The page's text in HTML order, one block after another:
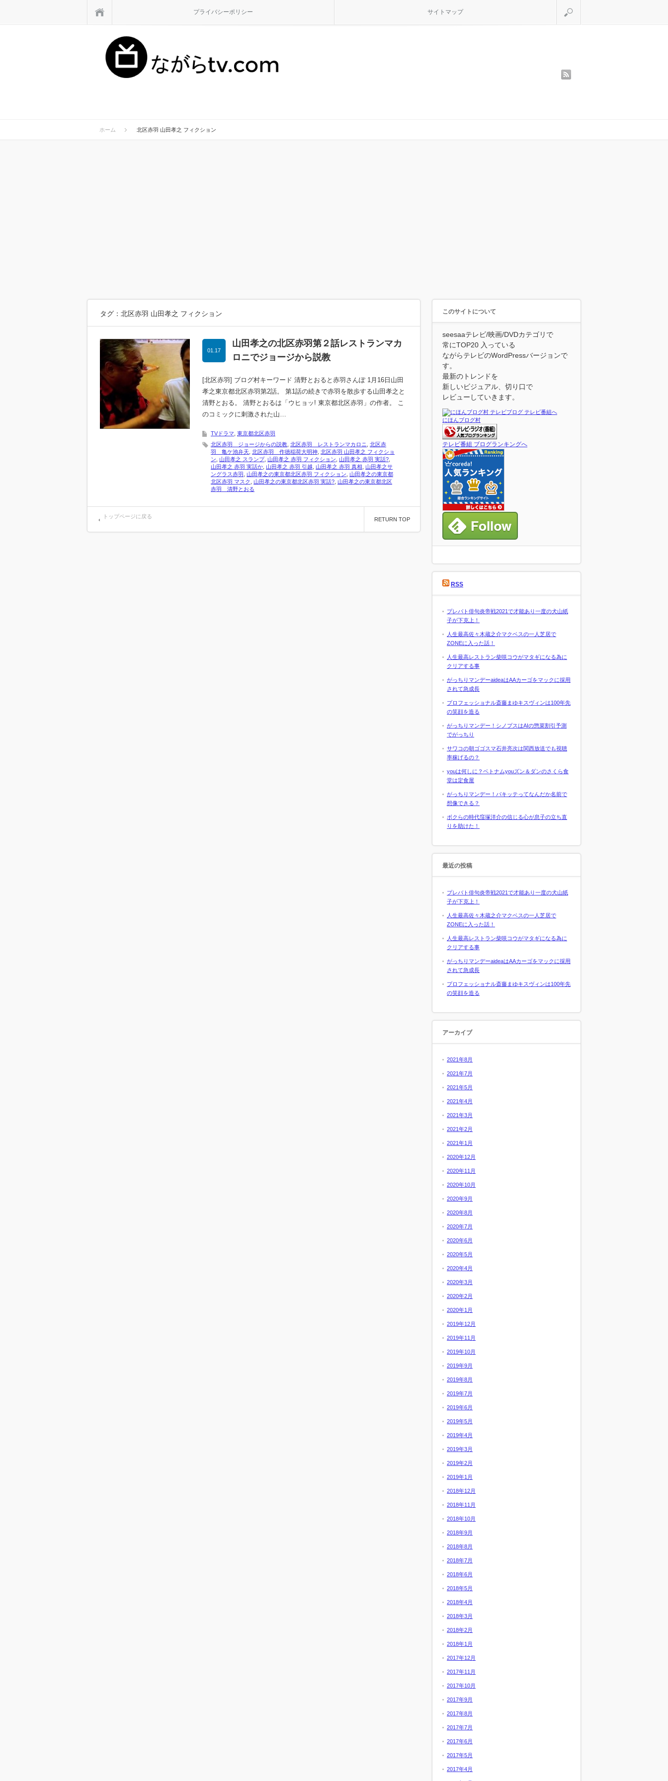
プライバシーポリシー サイトマップ
ホーム 北区赤羽 山田孝之 フィクション
タグ：北区赤羽 山田孝之 フィクション
山田孝之の北区赤羽第２話レストランマカ
ロニでジョージから説教
01.17
[北区赤羽] ブログ村キーワード 清野とおると赤羽さんぽ 1月16日山田
孝之東京都北区赤羽第2話。 第1話の続きで赤羽を散歩する山田孝之と
清野とおる。 清野とおるは「ウヒョッ! 東京都北区赤羽」の作者。 こ
のコミックに刺激された山…
TVドラマ 東京都北区赤羽
北区赤羽 ジョージからの説教 北区赤羽 レストランマカロニ
北区赤
羽 亀ケ池弁天 北区赤羽 作徳稲荷大明神 北区赤羽 山田孝之 フィクショ
ン
山田孝之 スランプ, 山田孝之 赤羽 フィクション 山田孝之 赤羽 実話?
山田孝之 赤羽 実話か 山田孝之 赤羽 引越 山田孝之 赤羽 真相
山田孝之サ
ングラス赤羽
山田孝之の東京都北区赤羽 フィクション
山田孝之の東京都
北区赤羽 マスク
山田孝之の東京都北区赤羽 実話? 山田孝之の東京都北区
赤羽 清野とおる
トップページに戻る RETURN TOP
このサイトについて
seesaaテレビ/映画/DVDカテゴリで
常にTOP20 入っている
ながらテレビのWordPressバージョンで
す。
最新のトレンドを
新しいビジュアル、切り口で
レビューしていきます。
にほんブログ村
テレビ番組 ブログランキングへ
RSS
プレバト俳句炎帝戦2021で才能あり一度の犬山紙
子が下克上！
人生最高佐々木蔵之介マクベスの一人芝居で
ZONEに入った話！
人生最高レストラン柴咲コウがマタギになる為に
クリアする事
がっちりマンデーaideaはAAカーゴをマックに採用
されて急成長
プロフェッショナル斎藤まゆキスヴィンは100年先
の笑顔を造る
がっちりマンデー！シノプスはAIの惣菜割引予測
でがっちり
サワコの朝ゴゴスマ石井亮次は関西放送でも視聴
率稼げるの？
youは何しに？ベトナムyouズン＆ダンのさくら食
堂は定食屋
がっちりマンデー！パキッテってなんだか名前で
想像できる？
ボクらの時代窪塚洋介の信じる心が息子の立ち直
りを助けた！
最近の投稿
プレバト俳句炎帝戦2021で才能あり一度の犬山紙
子が下克上！
人生最高佐々木蔵之介マクベスの一人芝居で
ZONEに入った話！
人生最高レストラン柴咲コウがマタギになる為に
クリアする事
がっちりマンデーaideaはAAカーゴをマックに採用
されて急成長
プロフェッショナル斎藤まゆキスヴィンは100年先
の笑顔を造る
アーカイブ
2021年8月
2021年7月
2021年5月
2021年4月
2021年3月
2021年2月
2021年1月
2020年12月
2020年11月
2020年10月
2020年9月
2020年8月
2020年7月
2020年6月
2020年5月
2020年4月
2020年3月
2020年2月
2020年1月
2019年12月
2019年11月
2019年10月
2019年9月
2019年8月
2019年7月
2019年6月
2019年5月
2019年4月
2019年3月
2019年2月
2019年1月
2018年12月
2018年11月
2018年10月
2018年9月
2018年8月
2018年7月
2018年6月
2018年5月
2018年4月
2018年3月
2018年2月
2018年1月
2017年12月
2017年11月
2017年10月
2017年9月
2017年8月
2017年7月
2017年6月
2017年5月
2017年4月